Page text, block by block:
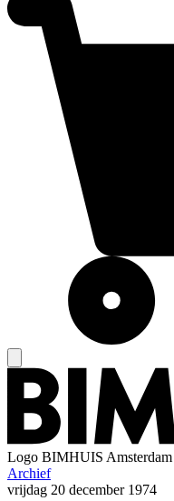
Logo BIMHUIS Amsterdam
Archief
vrijdag 20 december 1974